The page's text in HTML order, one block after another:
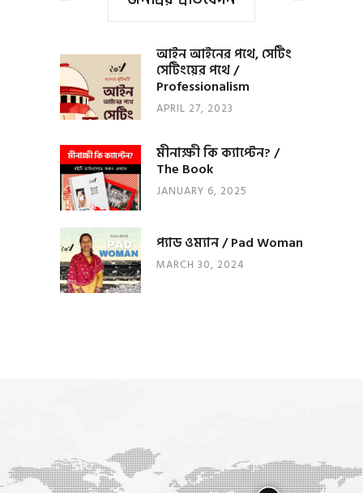
আইন আইনের পথে, সেটিং
সেটিংয়ের পথে /
Professionalism
APRIL 27, 2023
মীনাক্ষী কি ক্যাপ্টেন? /
The Book
JANUARY 6, 2025
প্যাড ওম্যান / Pad Woman
MARCH 30, 2024